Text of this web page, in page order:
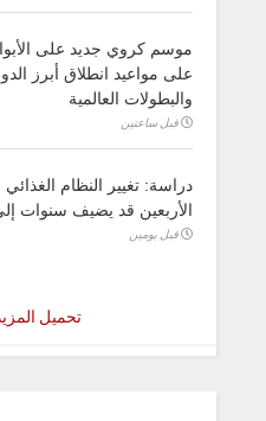
موسم كروي جديد على
على مواعيد انطلاق أبرز
والبطولات العالمية
قبل ساعتين
دراسة: تغيير النظام
الأربعين قد يضيف سنوات
قبل يومين
تحميل